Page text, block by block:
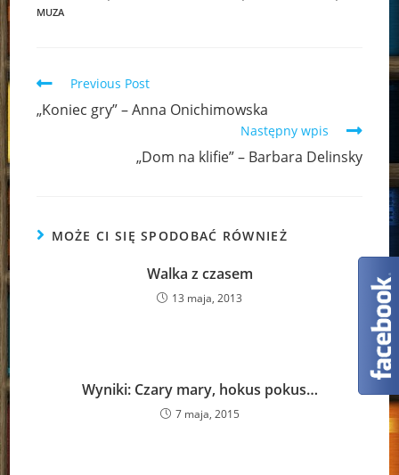
MUZA
Read
articles
Previous Post
„Koniec gry” – Anna Onichimowska
Następny wpis
„Dom na klifie” – Barbara Delinsky
MOŻE CI SIĘ SPODOBAĆ RÓWNIEŻ
Walka z czasem
13 maja, 2013
Wyniki: Czary mary, hokus pokus…
7 maja, 2015